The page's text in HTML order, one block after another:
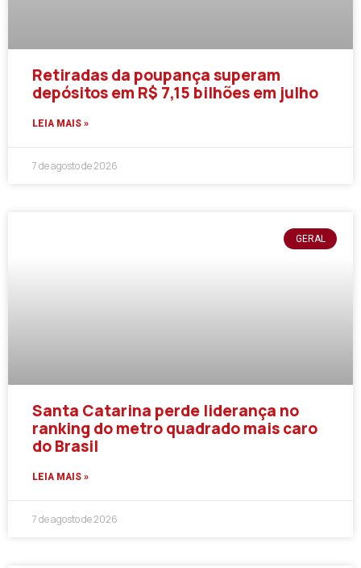
Retiradas da poupança superam
depósitos em R$ 7,15 bilhões em julho
LEIA MAIS »
7 de agosto de 2026
GERAL
Santa Catarina perde liderança no
ranking do metro quadrado mais caro
do Brasil
LEIA MAIS »
7 de agosto de 2026